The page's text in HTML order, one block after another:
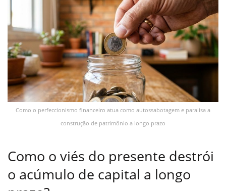
Como o perfeccionismo financeiro atua como autossabotagem e paralisa a
construção de patrimônio a longo prazo
Como o viés do presente destrói
o acúmulo de capital a longo